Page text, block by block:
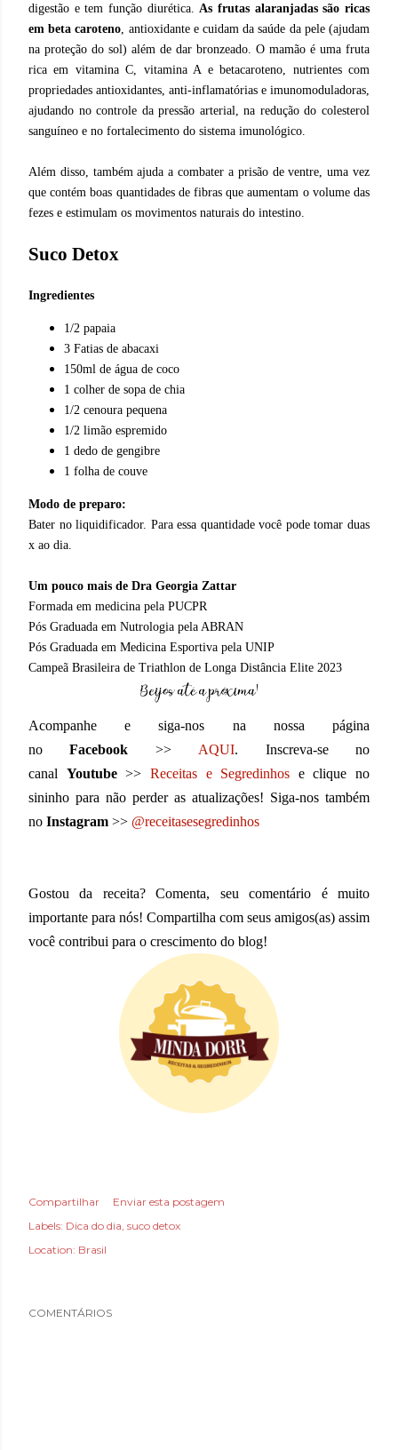
digestão e tem função diurética. As frutas alaranjadas são ricas
em beta caroteno , antioxidante e cuidam da saúde da pele (ajudam
na proteção do sol) além de dar bronzeado. O mamão é uma fruta
rica em vitamina C, vitamina A e betacaroteno, nutrientes com
propriedades antioxidantes, anti-inflamatórias e imunomoduladoras,
ajudando no controle da pressão arterial, na redução do colesterol
sanguíneo e no fortalecimento do sistema imunológico.
Além disso, também ajuda a combater a prisão de ventre, uma vez
que contém boas quantidades de fibras que aumentam o volume das
fezes e estimulam os movimentos naturais do intestino.
Suco Detox
Ingredientes
1/2 papaia
3 Fatias de abacaxi
150ml de água de coco
1 colher de sopa de chia
1/2 cenoura pequena
1/2 limão espremido
1 dedo de gengibre
1 folha de couve
Modo de preparo:
Bater no liquidificador. Para essa quantidade você pode tomar duas
x ao dia.
Um pouco mais de Dra Georgia Zattar
Formada em medicina pela PUCPR
Pós Graduada em Nutrologia pela ABRAN
Pós Graduada em Medicina Esportiva pela UNIP
Campeã Brasileira de Triathlon de Longa Distância Elite 2023
Acompanhe e siga-nos na nossa página
noFacebook >>AQUI. Inscreva-se no
canal Youtube>> Receitas e Segredinhos e clique no
sininho para não perder as atualizações! Siga-nos também
no Instagram >> @receitasesegredinhos
Gostou da receita? Comenta, seu comentário é muito
importante para nós! Compartilha com seus amigos(as) assim
você contribui para o crescimento do blog!
Compartilhar
Enviar esta postagem
Labels: Dica do dia suco detox
Location: Brasil
COMENTÁRIOS